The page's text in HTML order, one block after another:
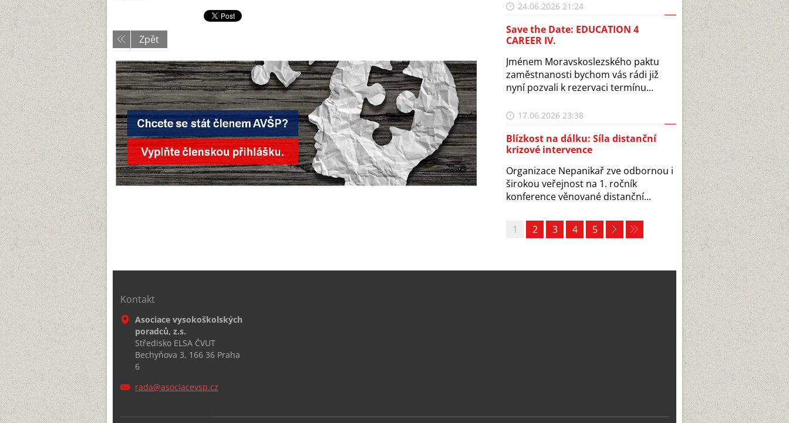
Zpět
24.06.2026 21:24
Save the Date: EDUCATION 4
CAREER IV.
Jménem Moravskoslezského paktu
zaměstnanosti bychom vás rádi již
nyní pozvali k rezervaci termínu...
17.06.2026 23:38
Blízkost na dálku: Síla distanční
krizové intervence
Organizace Nepanikař zve odbornou i
širokou veřejnost na 1. ročník
konference věnované distanční...
1 2 3 4 5
Kontakt
Asociace vysokoškolských
poradců, z.s.
Středisko ELSA ČVUT
Bechyňova 3, 166 36 Praha
6
rada@asociacevsp.cz